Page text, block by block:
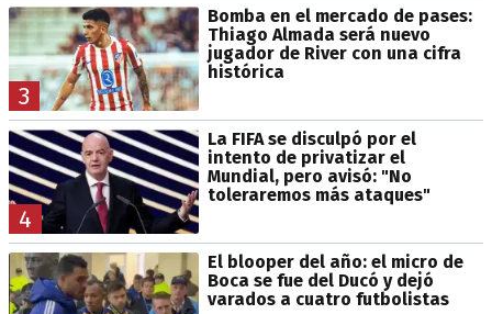
3
Bomba en el mercado de pases:
Thiago Almada será nuevo
jugador de River con una cifra
histórica
4
La FIFA se disculpó por el
intento de privatizar el
Mundial, pero avisó: "No
toleraremos más ataques"
El blooper del año: el micro de
Boca se fue del Ducó y dejó
varados a cuatro futbolistas